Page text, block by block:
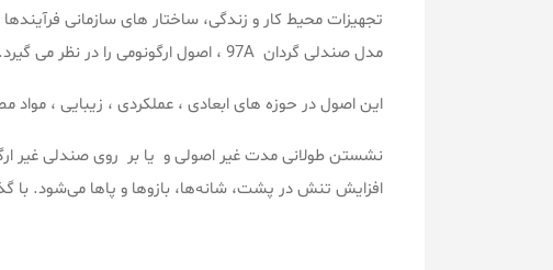
تجهیزات محیط کار و زندگی، ساختار های سازمانی
مدل صندلی گردان 97A ، اصول ارگونومی را در نظر می گیرد.
این اصول در حوزه های ابعادی ، عملکردی ، زیبایی ،
نشستن طولانی مدت غیر اصولی و یا بر روی صندلی غیر
افزایش تنش در پشت، شانه‌ها، بازوها و پاها می‌شود. با